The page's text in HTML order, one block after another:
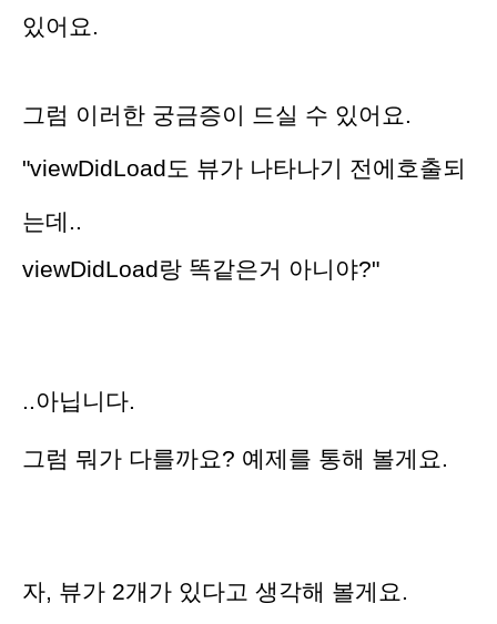
있어요.
그럼 이러한 궁금증이 드실 수 있어요.
"viewDidLoad도 뷰가 나타나기 전에 호출되
는데..
viewDidLoad랑 똑같은거 아니야?"
..아닙니다.
그럼 뭐가 다를까요? 예제를 통해 볼게요.
자, 뷰가 2개가 있다고 생각해 볼게요.